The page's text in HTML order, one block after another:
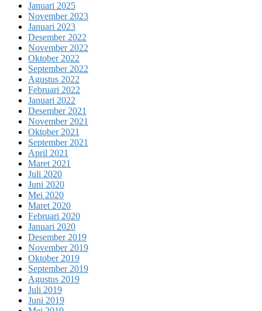
Januari 2025
November 2023
Januari 2023
Desember 2022
November 2022
Oktober 2022
September 2022
Agustus 2022
Februari 2022
Januari 2022
Desember 2021
November 2021
Oktober 2021
September 2021
April 2021
Maret 2021
Juli 2020
Juni 2020
Mei 2020
Maret 2020
Februari 2020
Januari 2020
Desember 2019
November 2019
Oktober 2019
September 2019
Agustus 2019
Juli 2019
Juni 2019